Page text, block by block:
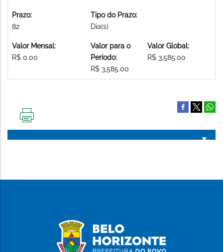
Prazo:
82
Tipo do Prazo:
Dia(s)
Valor Mensal:
R$ 0.00
Valor para o
Período:
R$ 3,585.00
Valor Global:
R$ 3,585.00
PÁGINA